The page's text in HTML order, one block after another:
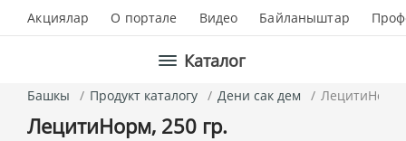
Акциялар О портале Видео Байланыштар
Каталог
Башкы Продукт каталогу Дени сак дем ЛецитиНорм,
ЛецитиНорм, 250 гр.